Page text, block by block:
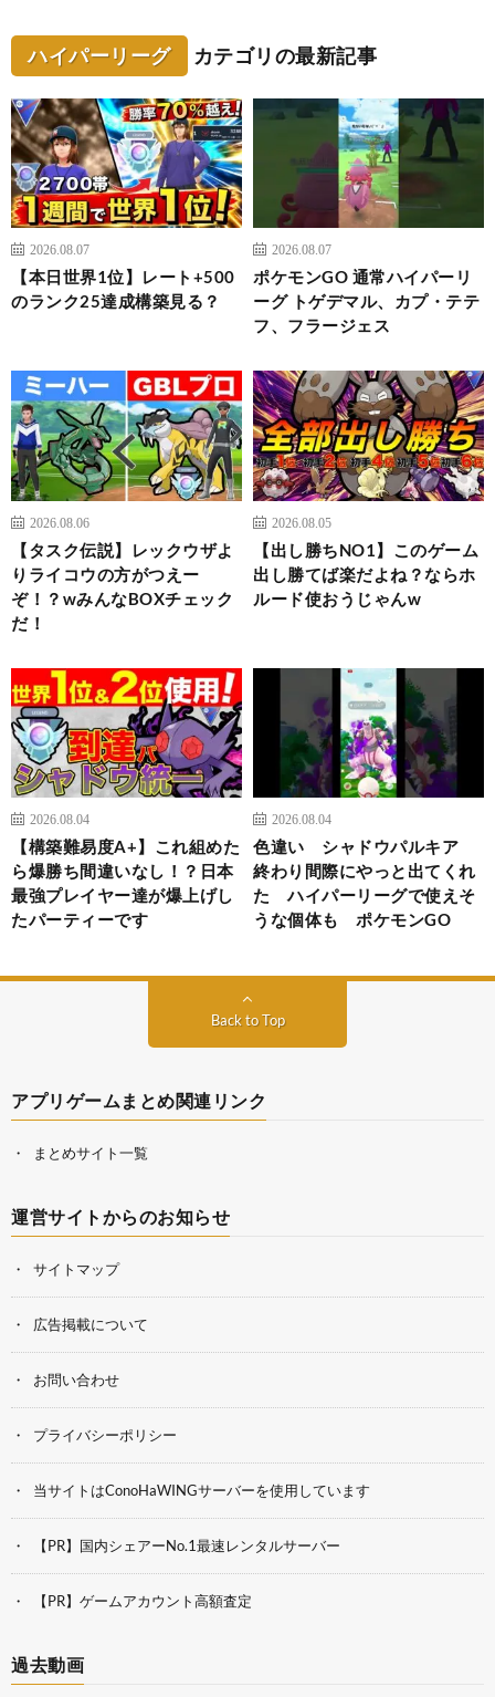
ハイパーリーグ カテゴリの最新記事
2026.08.07
【本日世界1位】レート+500
のランク25達成構築見る？
2026.08.07
ポケモンGO 通常ハイパーリ
ーグ トゲデマル、カプ・テテ
フ、フラージェス
2026.08.06
【タスク伝説】レックウザよ
りライコウの方がつえー
ぞ！？wみんなBOXチェック
だ！
2026.08.05
【出し勝ちNO1】このゲーム
出し勝てば楽だよね？ならホ
ルード使おうじゃんw
2026.08.04
【構築難易度A+】これ組めた
ら爆勝ち間違いなし！？日本
最強プレイヤー達が爆上げし
たパーティーです
2026.08.04
色違い シャドウパルキア
終わり間際にやっと出てくれ
た ハイパーリーグで使えそ
うな個体も ポケモンGO
Back to Top
アプリゲームまとめ関連リンク
まとめサイト一覧
運営サイトからのお知らせ
サイトマップ
広告掲載について
お問い合わせ
プライバシーポリシー
当サイトはConoHaWINGサーバーを使用しています
【PR】国内シェアーNo.1最速レンタルサーバー
【PR】ゲームアカウント高額査定
過去動画